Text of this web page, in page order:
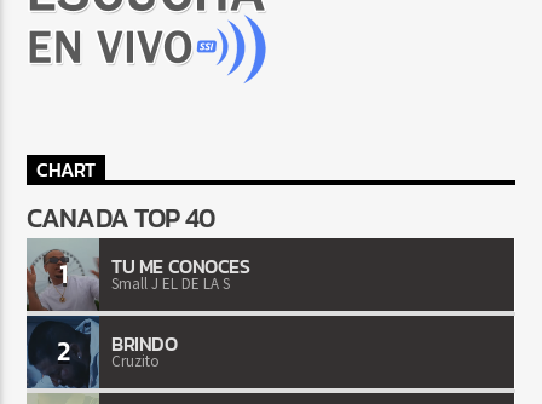
CHART
CANADA TOP 40
1 TU ME CONOCES
Small J EL DE LA S
2 BRINDO
Cruzito